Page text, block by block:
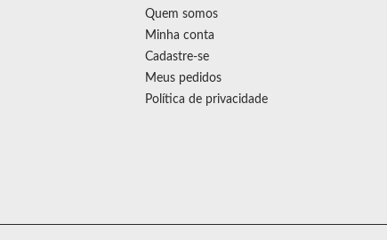
Quem somos
Minha conta
Cadastre-se
Meus pedidos
Política de privacidade